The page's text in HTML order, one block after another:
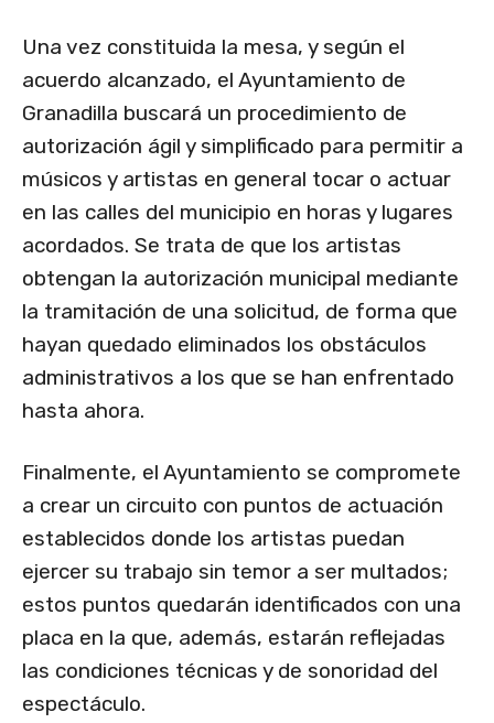
Una vez constituida la mesa, y según el
acuerdo alcanzado, el Ayuntamiento de
Granadilla buscará un procedimiento de
autorización ágil y simplificado para permitir a
músicos y artistas en general tocar o actuar
en las calles del municipio en horas y lugares
acordados. Se trata de que los artistas
obtengan la autorización municipal mediante
la tramitación de una solicitud, de forma que
hayan quedado eliminados los obstáculos
administrativos a los que se han enfrentado
hasta ahora.
Finalmente, el Ayuntamiento se compromete
a crear un circuito con puntos de actuación
establecidos donde los artistas puedan
ejercer su trabajo sin temor a ser multados;
estos puntos quedarán identificados con una
placa en la que, además, estarán reflejadas
las condiciones técnicas y de sonoridad del
espectáculo.